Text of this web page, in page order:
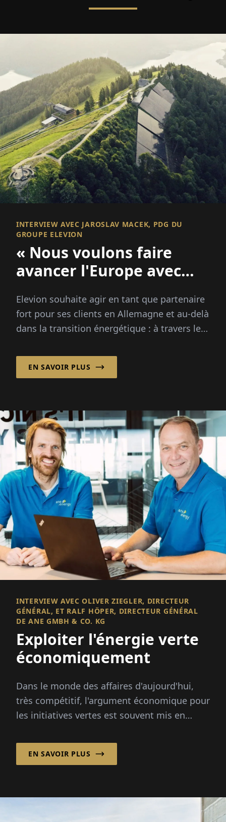
INTERVIEW AVEC JAROSLAV MACEK, PDG DU
GROUPE ELEVION
« Nous voulons faire
avancer l'Europe avec
Elevion souhaite agir en tant que partenaire
fort pour ses clients en Allemagne et au-delà
dans la transition énergétique : à travers le
EN SAVOIR PLUS
INTERVIEW AVEC OLIVER ZIEGLER, DIRECTEUR
GÉNÉRAL, ET RALF HÖPER, DIRECTEUR GÉNÉRAL
DE ANE GMBH & CO. KG
Exploiter l'énergie verte
économiquement
Dans le monde des affaires d'aujourd'hui,
très compétitif, l'argument économique pour
les initiatives vertes est souvent mis en
que...
EN SAVOIR PLUS